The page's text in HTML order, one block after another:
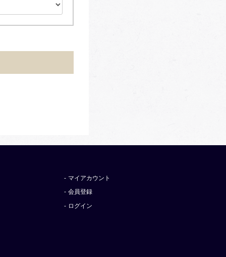
マイアカウント
会員登録
ログイン